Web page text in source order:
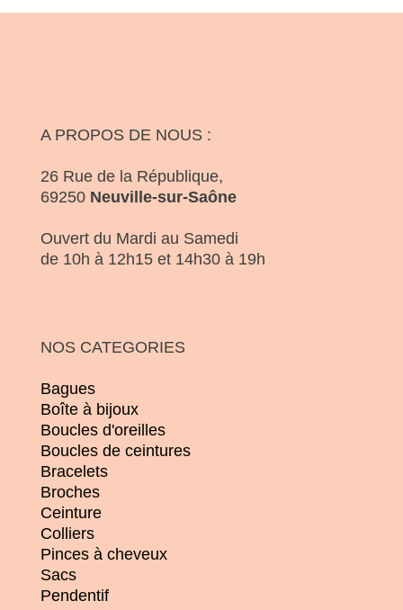
A PROPOS DE NOUS :
26 Rue de la République,
69250 Neuville-sur-Saône
Ouvert du Mardi au Samedi
de 10h à 12h15 et 14h30 à 19h
NOS CATEGORIES
Bagues
Boîte à bijoux
Boucles d'oreilles
Boucles de ceintures
Bracelets
Broches
Ceinture
Colliers
Pinces à cheveux
Sacs
Pendentif